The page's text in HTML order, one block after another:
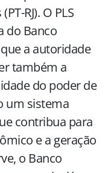
RJ). O PLS
do Banco
a autoridade
também a
do poder de
um sistema
contribua para
e a geração
o Banco